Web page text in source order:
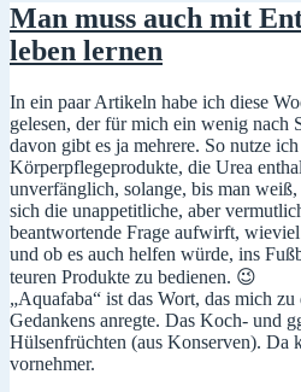
Man muss auch mit
leben lernen
In ein paar Artikeln habe ich diese
gelesen, der für mich ein wenig nach
davon gibt es ja mehrere. So nutze
Körperpflegeprodukte, die Urea
unverfänglich, solange, bis man
sich die unappetitliche, aber
beantwortende Frage aufwirft,
und ob es auch helfen würde, ins
teuren Produkte zu bedienen. 😉
„Aquafaba“ ist das Wort, das mich zu
Gedankens anregte. Das Koch- und
Hülsenfrüchten (aus Konserven). Da
vornehmer.